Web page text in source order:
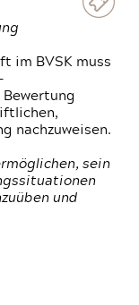
im BVSK muss
Bewertung
nachzuweisen.
sein
und